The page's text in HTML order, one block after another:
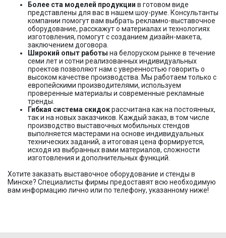
Более ста моделей продукции в готовом виде
представлены для вас в нашем шоу-руме. Консультанты
компании помогут вам выбрать рекламно-выставочное
оборудование, расскажут о материалах и технологиях
изготовления, помогут с созданием дизайн-макета,
заключением договора.
Широкий опыт работы на белоруском рынке в течение
семи лет и сотни реализованных индивидуальных
проектов позволяют нам с уверенностью говорить о
высоком качестве производства. Мы работаем только с
европейскими производителями, используем
проверенные материалы и современные рекламные
тренды.
Гибкая система скидокрассчитана как на постоянных,
так и на новых заказчиков. Каждый заказ, в том числе
производство выставочных мобильных стендов
выполняется мастерами на основе индивидуальных
технических заданий, а итоговая цена формируется,
исходя из выбранных вами материалов, сложности
изготовления и дополнительных функций.
Хотите заказать выставочное оборудование и стенды в
Минске? Специалисты фирмы предоставят всю необходимую
вам информацию лично или по телефону, указанному ниже!